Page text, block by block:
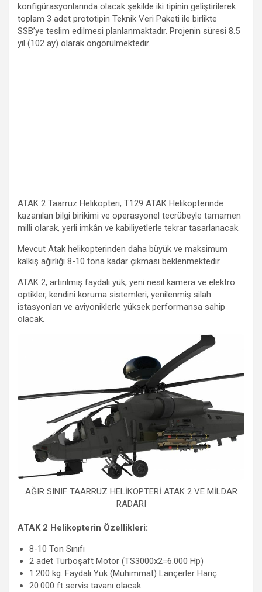
konfigürasyonlarında olacak şekilde iki tipinin geliştirilerek
toplam 3 adet prototipin Teknik Veri Paketi ile birlikte
SSB’ye teslim edilmesi planlanmaktadır. Projenin süresi 8.5
yıl (102 ay) olarak öngörülmektedir.
ATAK 2 Taarruz Helikopteri, T129 ATAK Helikopterinde
kazanılan bilgi birikimi ve operasyonel tecrübeyle tamamen
milli olarak, yerli imkân ve kabiliyetlerle tekrar tasarlanacak.
Mevcut Atak helikopterinden daha büyük ve maksimum
kalkış ağırlığı 8-10 tona kadar çıkması beklenmektedir.
ATAK 2, artırılmış faydalı yük, yeni nesil kamera ve elektro
optikler, kendini koruma sistemleri, yenilenmiş silah
istasyonları ve aviyoniklerle yüksek performansa sahip
olacak.
AĞIR SINIF TAARRUZ HELİKOPTERİ ATAK 2 VE MİLDAR
RADARI
ATAK 2 Helikopterin Özellikleri:
8-10 Ton Sınıfı
2 adet Turboşaft Motor (TS3000x2=6.000 Hp)
1.200 kg. Faydalı Yük (Mühimmat) Lançerler Hariç
20.000 ft servis tavanı olacak